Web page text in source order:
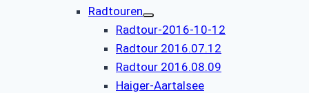
Radtouren
Radtour-2016-10-12
Radtour 2016.07.12
Radtour 2016.08.09
Haiger-Aartalsee